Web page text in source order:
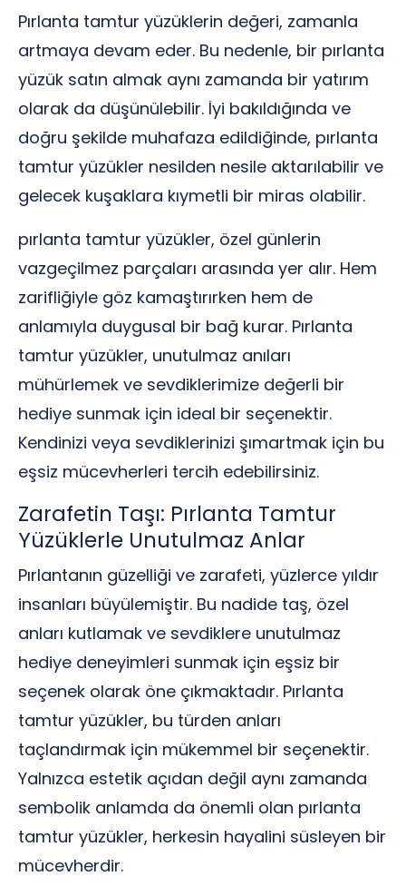
Pırlanta tamtur yüzüklerin değeri, zamanla
artmaya devam eder. Bu nedenle, bir pırlanta
yüzük satın almak aynı zamanda bir yatırım
olarak da düşünülebilir. İyi bakıldığında ve
doğru şekilde muhafaza edildiğinde, pırlanta
tamtur yüzükler nesilden nesile aktarılabilir ve
gelecek kuşaklara kıymetli bir miras olabilir.
pırlanta tamtur yüzükler, özel günlerin
vazgeçilmez parçaları arasında yer alır. Hem
zarifliğiyle göz kamaştırırken hem de
anlamıyla duygusal bir bağ kurar. Pırlanta
tamtur yüzükler, unutulmaz anıları
mühürlemek ve sevdiklerimize değerli bir
hediye sunmak için ideal bir seçenektir.
Kendinizi veya sevdiklerinizi şımartmak için bu
eşsiz mücevherleri tercih edebilirsiniz.
Zarafetin Taşı: Pırlanta Tamtur
Yüzüklerle Unutulmaz Anlar
Pırlantanın güzelliği ve zarafeti, yüzlerce yıldır
insanları büyülemiştir. Bu nadide taş, özel
anları kutlamak ve sevdiklere unutulmaz
hediye deneyimleri sunmak için eşsiz bir
seçenek olarak öne çıkmaktadır. Pırlanta
tamtur yüzükler, bu türden anları
taçlandırmak için mükemmel bir seçenektir.
Yalnızca estetik açıdan değil aynı zamanda
sembolik anlamda da önemli olan pırlanta
tamtur yüzükler, herkesin hayalini süsleyen bir
mücevherdir.